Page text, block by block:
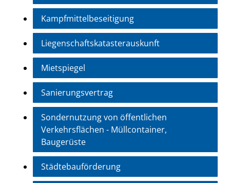
Kampfmittelbeseitigung
Liegenschaftskatasterauskunft
Mietspiegel
Sanierungsvertrag
Sondernutzung von öffentlichen
Verkehrsflächen - Müllcontainer,
Baugerüste
Städtebauförderung